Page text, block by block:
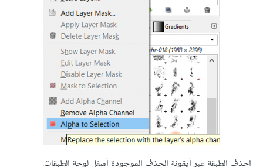
احذف الطبقة عبر أيقونة الحذف الموجودة أسفل لوحة الطبقات.